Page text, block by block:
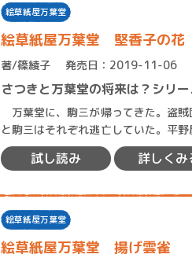
絵草紙屋万葉堂
絵草紙屋万葉堂 堅香子の花
著/篠綾子 発売日：2019-11-06
さつきと万葉堂の将来は？シリー
万葉堂に、駒三が帰ってきた。盗
と駒三はそれぞれ逃亡していた。平
制の本があって、それを巡って田沼
試し読み 詳しくみ
絵草紙屋万葉堂
絵草紙屋万葉堂 揚げ雲雀